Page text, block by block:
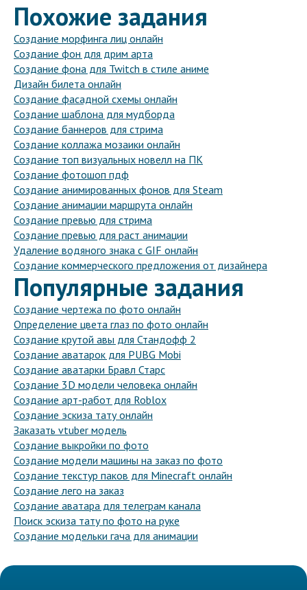
Похожие задания
Создание морфинга лиц онлайн
Создание фон для дрим арта
Создание фона для Twitch в стиле аниме
Дизайн билета онлайн
Создание фасадной схемы онлайн
Создание шаблона для мудборда
Создание баннеров для стрима
Создание коллажа мозаики онлайн
Создание топ визуальных новелл на ПК
Создание фотошоп пдф
Создание анимированных фонов для Steam
Создание анимации маршрута онлайн
Создание превью для стрима
Создание превью для раст анимации
Удаление водяного знака с GIF онлайн
Создание коммерческого предложения от дизайнера
Популярные задания
Создание чертежа по фото онлайн
Определение цвета глаз по фото онлайн
Создание крутой авы для Стандофф 2
Создание аватарок для PUBG Mobi
Создание аватарки Бравл Старс
Создание 3D модели человека онлайн
Создание арт-работ для Roblox
Создание эскиза тату онлайн
Заказать vtuber модель
Создание выкройки по фото
Создание модели машины на заказ по фото
Создание текстур паков для Minecraft онлайн
Создание лего на заказ
Создание аватара для телеграм канала
Поиск эскиза тату по фото на руке
Создание модельки гача для анимации